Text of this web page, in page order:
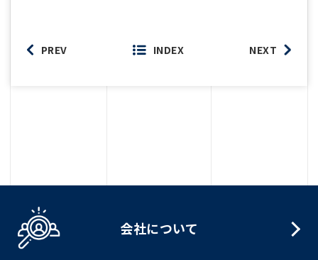
PREV INDEX NEXT
会社について